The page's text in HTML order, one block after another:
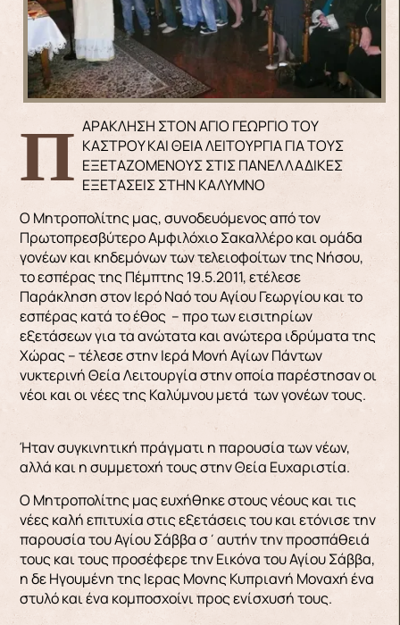
ΠΑΡΑΚΛΗΣΗ ΣΤΟΝ ΑΓΙΟ ΓΕΩΡΓΙΟ ΤΟΥ ΚΑΣΤΡΟΥ ΚΑΙ ΘΕΙΑ ΛΕΙΤΟΥΡΓΙΑ ΓΙΑ ΤΟΥΣ
ΕΞΕΤΑΖΟΜΕΝΟΥΣ ΣΤΙΣ ΠΑΝΕΛΛΑΔΙΚΕΣ
ΕΞΕΤΑΣΕΙΣ ΣΤΗΝ ΚΑΛΥΜΝΟ
Ο Μητροπολίτης μας, συνοδευόμενος από τον
Πρωτοπρεσβύτερο Αμφιλόχιο Σακαλλέρο και ομάδα
γονέων και κηδεμόνων των τελειοφοίτων της Νήσου,
το εσπέρας της Πέμπτης 19.5.2011, ετέλεσε
Παράκληση στον Ιερό Ναό του Αγίου Γεωργίου και το
εσπέρας κατά το έθος – προ των εισιτηρίων
εξετάσεων για τα ανώτατα και ανώτερα ιδρύματα της
Χώρας – τέλεσε στην Ιερά Μονή Αγίων Πάντων
νυκτερινή Θεία Λειτουργία στην οποία παρέστησαν οι
νέοι και οι νέες της Καλύμνου μετά των γονέων τους.
Ήταν συγκινητική πράγματι η παρουσία των νέων,
αλλά και η συμμετοχή τους στην Θεία Ευχαριστία.
Ο Μητροπολίτης μας ευχήθηκε στους νέους και τις
νέες καλή επιτυχία στις εξετάσεις του και ετόνισε την
παρουσία του Αγίου Σάββα σ΄αυτήν την προσπάθειά
τους και τους προσέφερε την Εικόνα του Αγίου Σάββα,
η δε Ηγουμένη της Ιερας Μονης Κυπριανή Μοναχή ένα
στυλό και ένα κομποσχοίνι προς ενίσχυσή τους.